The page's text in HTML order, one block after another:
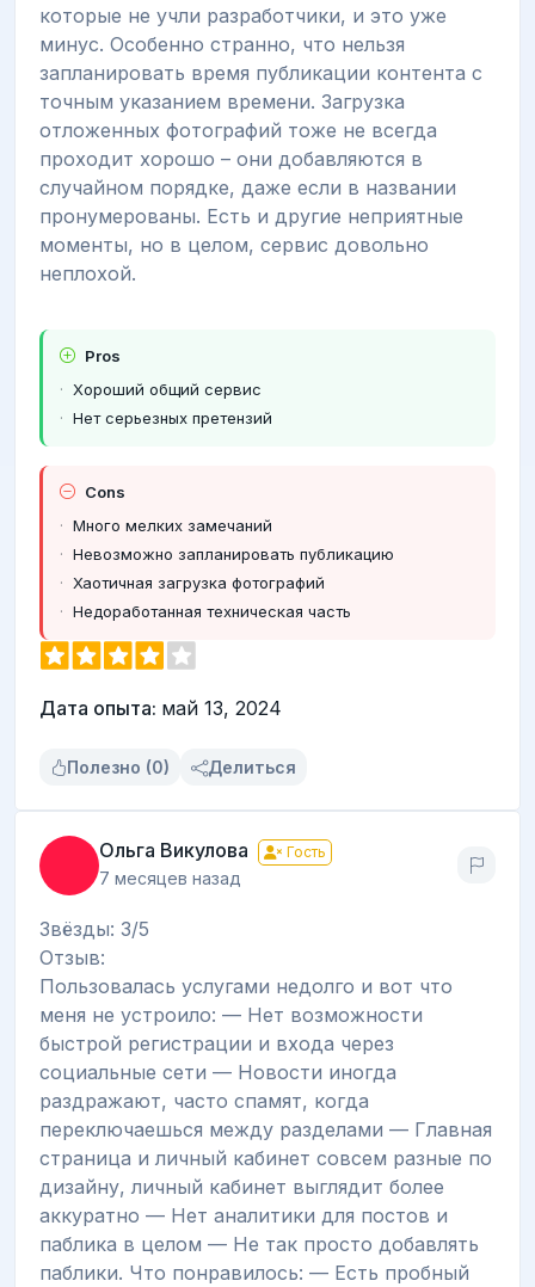
которые не учли разработчики, и это уже
минус. Особенно странно, что нельзя
запланировать время публикации контента с
точным указанием времени. Загрузка
отложенных фотографий тоже не всегда
проходит хорошо – они добавляются в
случайном порядке, даже если в названии
пронумерованы. Есть и другие неприятные
моменты, но в целом, сервис довольно
неплохой.
Pros
Хороший общий сервис
Нет серьезных претензий
Cons
Много мелких замечаний
Невозможно запланировать публикацию
Хаотичная загрузка фотографий
Недоработанная техническая часть
Дата опыта: май 13, 2024
Полезно (0) Делиться
Ольга Викулова Гость
7 месяцев назад
Звёзды: 3/5
Отзыв:
Пользовалась услугами недолго и вот что
меня не устроило: — Нет возможности
быстрой регистрации и входа через
социальные сети — Новости иногда
раздражают, часто спамят, когда
переключаешься между разделами — Главная
страница и личный кабинет совсем разные по
дизайну, личный кабинет выглядит более
аккуратно — Нет аналитики для постов и
паблика в целом — Не так просто добавлять
паблики. Что понравилось: — Есть пробный